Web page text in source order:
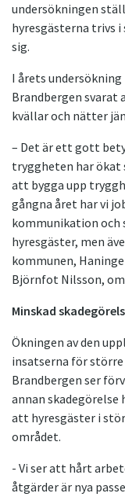
undersökningen
hyresgästerna trivs
sig.
I årets
Brandbergen svarat
kvällar och nätter
– Det är ett gott
tryggheten har ökat
att bygga upp
gångna året har vi
kommunikation och
hyresgäster, men
kommunen,
Björnfot Nilsson,
Minskad
Ökningen av den
insatserna för
Brandbergen ser
annan
att hyresgäster i
området.
- Vi ser att hårt
åtgärder är nya